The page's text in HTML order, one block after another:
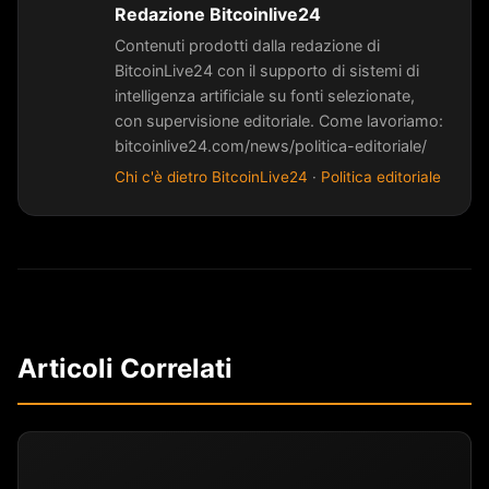
Redazione Bitcoinlive24
Contenuti prodotti dalla redazione di
BitcoinLive24 con il supporto di sistemi di
intelligenza artificiale su fonti selezionate,
con supervisione editoriale. Come lavoriamo:
bitcoinlive24.com/news/politica-editoriale/
Chi c'è dietro BitcoinLive24 · Politica editoriale
Articoli Correlati